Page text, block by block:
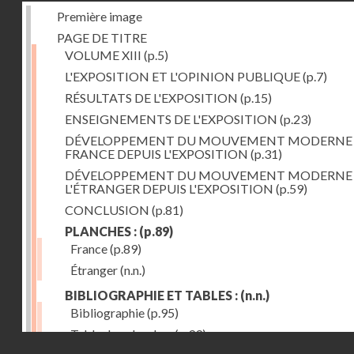
Première image
PAGE DE TITRE
VOLUME XIII (p.5)
L'EXPOSITION ET L'OPINION PUBLIQUE(p.7)
RÉSULTATS DE L'EXPOSITION (p.15)
ENSEIGNEMENTS DE L'EXPOSITION (p.23)
DÉVELOPPEMENT DU MOUVEMENT
FRANCE DEPUIS L'EXPOSITION (p.31)
DÉVELOPPEMENT DU MOUVEMENT
L'ÉTRANGER DEPUIS L'EXPOSITION (p.59)
CONCLUSION (p.81)
PLANCHES : (p.89)
France(p.89)
Étranger(n.n.)
BIBLIOGRAPHIE ET TABLES : (n.n.)
Bibliographie(p.95)
Table des planches(p.99)